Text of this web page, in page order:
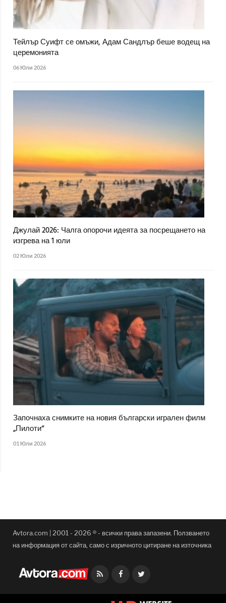
Тейлър Суифт се омъжи, Адам Сандлър беше водещ на
церемонията
06 Юли 2026
Джулай 2026: Чалга опорочи идеята за посрещането на
изгрева на 1 юли
02 Юли 2026
Започнаха снимките на новия български игрален филм
„Пилоти“
01 Юли 2026
Avtora.com | 2001 - 2026 ® - всички права запазени. Ползването
на информация от сайта, само с изричното цитиране на източника
Facebook